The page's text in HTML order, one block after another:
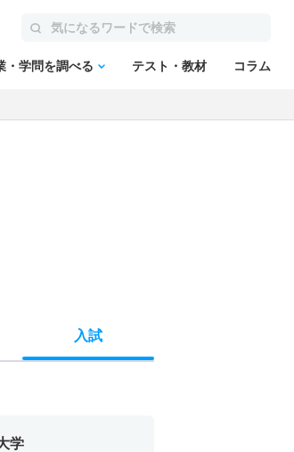
・学問を調べる テスト・教材 コラム
入試
学